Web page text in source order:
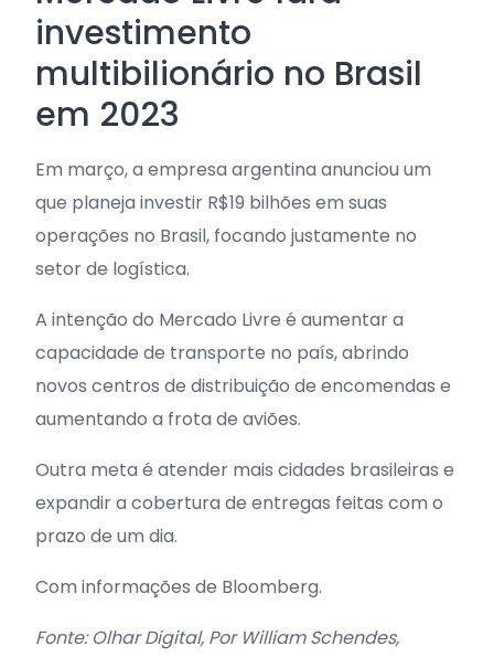
investimento
multibilionário no Brasil
em 2023
Em março, a empresa argentina anunciou um
que planeja investir R$19 bilhões em suas
operações no Brasil, focando justamente no
setor de logística.
A intenção do Mercado Livre é aumentar a
capacidade de transporte no país, abrindo
novos centros de distribuição de encomendas e
aumentando a frota de aviões.
Outra meta é atender mais cidades brasileiras e
expandir a cobertura de entregas feitas com o
prazo de um dia.
Com informações de Bloomberg.
Fonte: Olhar Digital, Por William Schendes,